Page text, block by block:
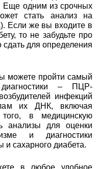
Еще одним из срочных
стать анализ на
Если же вы входите в
то не забудьте про
для определения
можете пройти самый
– ПЦР-
инфекций
их ДНК, включая
в медицинскую
анализы для оценки
и диагностики
сахарного диабета.
в любое удобное